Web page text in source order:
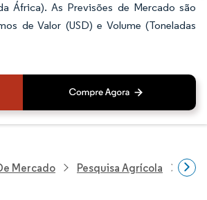
África). As Previsões de Mercado são
de Valor (USD) e Volume (Toneladas
Mercado Pesquisa Agrícola